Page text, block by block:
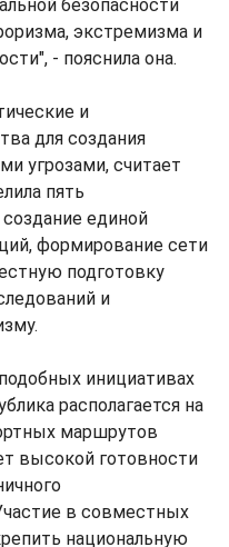
безопасности
экстремизма и
- пояснила она.
и
для создания
угрозами, считает
пять
единой
формирование сети
подготовку
и
инициативах
располагается на
маршрутов
высокой готовности
в совместных
национальную